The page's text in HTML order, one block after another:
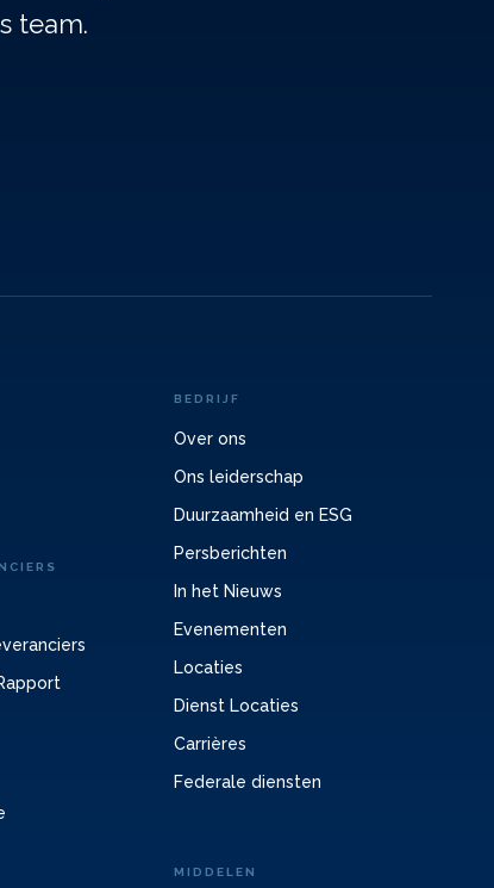
team.
BEDRIJF
Over ons
Ons leiderschap
Duurzaamheid en ESG
Persberichten
In het Nieuws
Evenementen
Locaties
Dienst Locaties
Carrières
Federale diensten
MIDDELEN